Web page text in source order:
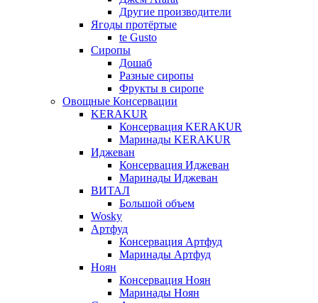
Другие производители
Ягоды протёртые
te Gusto
Сиропы
Дошаб
Разные сиропы
Фрукты в сиропе
Овощные Консервации
KERAKUR
Консервация KERAKUR
Маринады KERAKUR
Иджеван
Консервация Иджеван
Маринады Иджеван
ВИТАЛ
Большой объем
Wosky
Артфуд
Консервация Артфуд
Маринады Артфуд
Ноян
Консервация Ноян
Маринады Ноян